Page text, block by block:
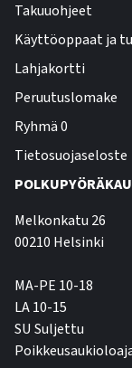
Takuuohjeet
Käyttöoppaat ja
Lahjakortti
Peruutuslomake
Ryhmä 0
Tietosuojaseloste
Melkonkatu 26
00210 Helsinki
MA-PE 10-18
LA 10-15
SU Suljettu